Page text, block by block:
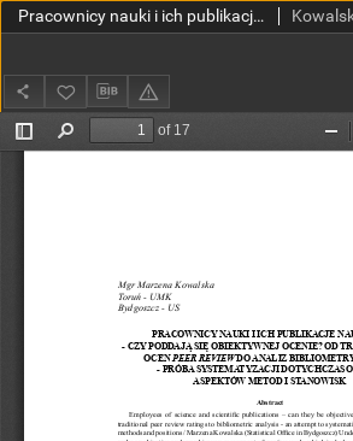
Pracownicy nauki i ich publikacje naukowe - czy poddają się obiektywnej ocenie? Od tradycyjnych ocen peer review do analiz bibliometrycznych - próba systematyzacji dotychczasowych aspektów metod i stanowisk